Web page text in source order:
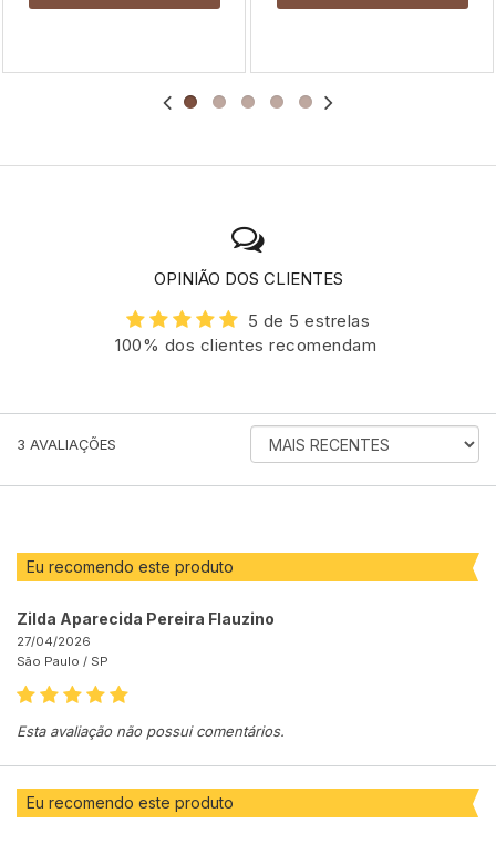
OPINIÃO DOS CLIENTES
5 de 5 estrelas
100% dos clientes recomendam
3 AVALIAÇÕES
ORDENAR
AVALIAÇÕES
Eu recomendo este produto
Zilda Aparecida Pereira Flauzino
27/04/2026
São Paulo / SP
Esta avaliação não possui comentários.
Eu recomendo este produto